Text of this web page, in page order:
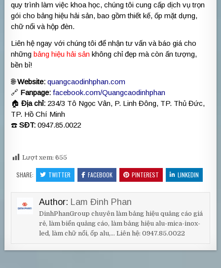
quy trình làm việc khoa học, chúng tôi cung cấp dịch vụ trọn
gói cho bảng hiệu hải sản, bao gồm thiết kế, ốp mặt dựng,
chữ nổi và hộp đèn.
Liên hệ ngay với chúng tôi để nhận tư vấn và báo giá cho
nhữngbảng hiệu hải sản không chỉ đẹp mà còn ấn tượng,
bền bỉ!
🌐Website: quangcaodinhphan.com
🔗 Fanpage: facebook.com/Quangcaodinhphan
🏠Địa chỉ: 234/3 Tô Ngọc Vân, P. Linh Đông, TP. Thủ Đức,
TP. Hồ Chí Minh
☎️SĐT: 0947.85.0022
Lượt xem: 655
SHARE: TWITTER FACEBOOK PINTEREST LINKEDIN
Author: Lam Đinh Phan
DinhPhanGroup chuyên làm bảng hiệu quảng cáo giá
rẻ, làm biển quảng cáo, làm bảng hiệu alu-mica-inox-
led, làm chữ nổi, ốp alu,... Liên hệ: 0947.85.0022